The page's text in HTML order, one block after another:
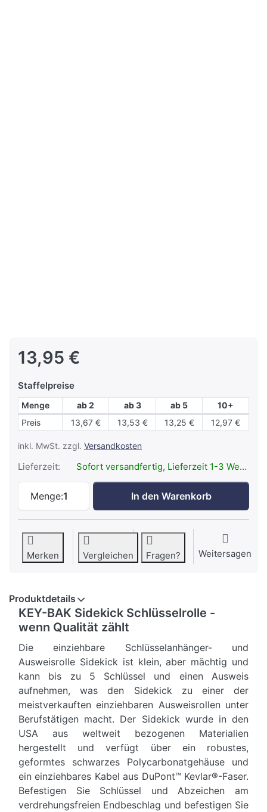
13,95 €
Staffelpreise
Staffelpreise
Menge ab 2 ab 3 ab 5
10+
Preis
13,67 € 13,53 € 13,25 € 12,97 €
inkl. MwSt. zzgl. Versandkosten
Lieferzeit: Sofort versandfertig, Lieferzeit 1-3 Werktage.
Menge:1
KEY-BAK KB Sidekick zu 13,95 €, Menge
In den Warenkorb
Merken Vergleichen Fragen? Weitersagen
Produktdetails
KEY-BAK Sidekick Schlüsselrolle -
wenn Qualität zählt
Die einziehbare Schlüsselanhänger- und
Ausweisrolle Sidekick ist klein, aber mächtig und
kann bis zu 5 Schlüssel und einen Ausweis
aufnehmen, was den Sidekick zu einer der
meistverkauften einziehbaren Ausweisrollen unter
Berufstätigen macht. Der Sidekick wurde in den
USA aus weltweit bezogenen Materialien
hergestellt und verfügt über ein robustes,
geformtes schwarzes Polycarbonatgehäuse und
ein einziehbares Kabel aus DuPont™ Kevlar®-Faser.
Befestigen Sie Schlüssel und Abzeichen am
verdrehungsfreien Endbeschlag und befestigen Sie